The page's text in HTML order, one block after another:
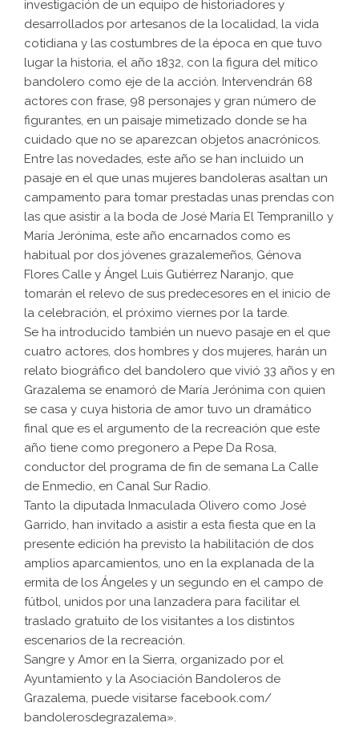
investigación de un equipo de historiadores y
desarrollados por artesanos de la localidad, la vida
cotidiana y las costumbres de la época en que tuvo
lugar la historia, el año 1832, con la figura del mítico
bandolero como eje de la acción. Intervendrán 68
actores con frase, 98 personajes y gran número de
figurantes, en un paisaje mimetizado donde se ha
cuidado que no se aparezcan objetos anacrónicos.
Entre las novedades, este año se han incluido un
pasaje en el que unas mujeres bandoleras asaltan un
campamento para tomar prestadas unas prendas con
las que asistir a la boda de José María El Tempranillo y
María Jerónima, este año encarnados como es
habitual por dos jóvenes grazalemeños, Génova
Flores Calle y Ángel Luis Gutiérrez Naranjo, que
tomarán el relevo de sus predecesores en el inicio de
la celebración, el próximo viernes por la tarde.
Se ha introducido también un nuevo pasaje en el que
cuatro actores, dos hombres y dos mujeres, harán un
relato biográfico del bandolero que vivió 33 años y en
Grazalema se enamoró de María Jerónima con quien
se casa y cuya historia de amor tuvo un dramático
final que es el argumento de la recreación que este
año tiene como pregonero a Pepe Da Rosa,
conductor del programa de fin de semana La Calle
de Enmedio, en Canal Sur Radio.
Tanto la diputada Inmaculada Olivero como José
Garrido, han invitado a asistir a esta fiesta que en la
presente edición ha previsto la habilitación de dos
amplios aparcamientos, uno en la explanada de la
ermita de los Ángeles y un segundo en el campo de
fútbol, unidos por una lanzadera para facilitar el
traslado gratuito de los visitantes a los distintos
escenarios de la recreación.
Sangre y Amor en la Sierra, organizado por el
Ayuntamiento y la Asociación Bandoleros de
Grazalema, puede visitarse facebook.com/
bandolerosdegrazalema».